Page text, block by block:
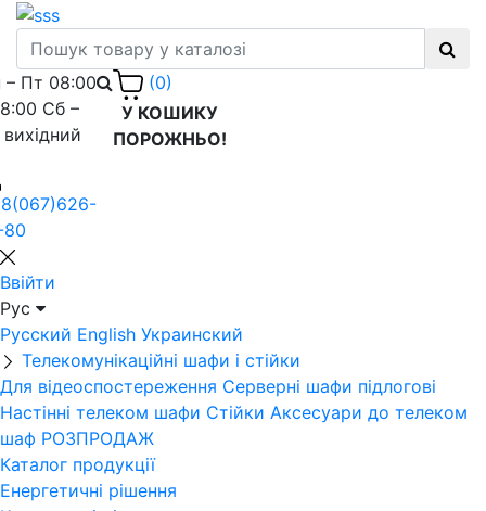
– Пт 08:00
Сб –
80
(0)
У КОШИКУ
ПОРОЖНЬО!
Ввійти
Рус
Русский English Украинский
Телекомунікаційні шафи і стійки
Для відеоспостереження Серверні шафи підлогові
Настінні телеком шафи Стійки Аксесуари до телеком
шаф РОЗПРОДАЖ
Каталог продукції
Енергетичні рішення